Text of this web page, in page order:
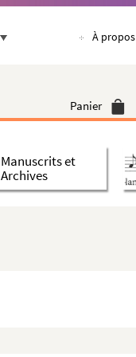
À propos
Panier
Manuscrits et
Archives